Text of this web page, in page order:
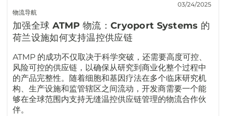
物流导航
03/24/2025
加强全球 ATMP 物流：Cryoport Systems 的
荷兰设施如何支持温控供应链
ATMP 的成功不仅取决于科学突破，还需要高度可控、
风险可控的供应链，以确保从研究到商业化整个过程中
的产品完整性。随着细胞和基因疗法在多个临床研究机
构、生产设施和监管辖区之间流动，开发商需要一个能
够在全球范围内支持无缝温控供应链管理的物流合作伙
伴。